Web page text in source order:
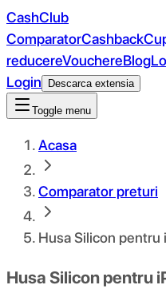
CashClub
ComparatorCashback
reducereVouchereBlog
Login
Descarca extensia
Toggle menu
Acasa
Comparator preturi
Husa Silicon pentru
Husa Silicon pentru